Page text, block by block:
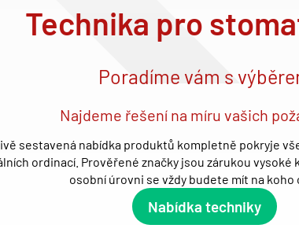
Technika pro
Poradíme vám s
Najdeme řešení na míru vašich
sestavená nabídka produktů kompletně pokryje
ordinací. Prověřené značky jsou zárukou vysoké
osobní úrovni se vždy budete mít na koho
Nabídka techniky